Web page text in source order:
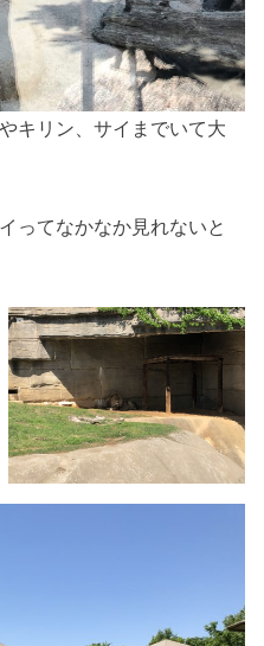
キリン、サイまでいて大
ってなかなか見れないと